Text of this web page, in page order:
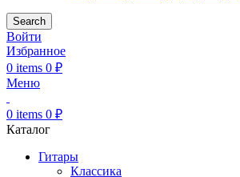
Search
Войти
Избранное
0 items 0 ₽
Меню
0 items 0 ₽
Каталог
Гитары
Классика